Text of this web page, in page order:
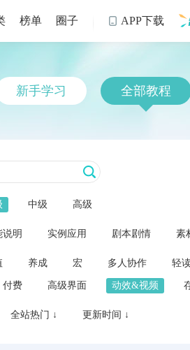
榜单 圈子  APP下载
新手学习 全部教程
中级 高级
说明 实例应用 剧本剧情 素
养成 宏 多人协作 轻
付费 高级界面 动效&视频
全站热门 ↓ 更新时间 ↓